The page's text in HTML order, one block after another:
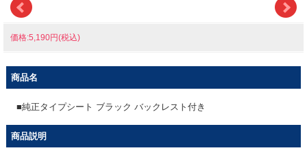
価格:5,190円(税込)
商品名
■純正タイプシート ブラック バックレスト付き
商品説明